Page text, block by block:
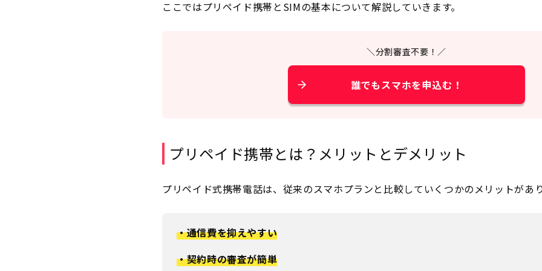
ここではプリペイド携帯とSIMの基本について解説していきます。
＼分割審査不要！／
誰でもスマホを申込む！
プリペイド携帯とは？メリットとデメリット
プリペイド式携帯電話は、従来のスマホプランと比較していくつかのメリットがあ
・通信費を抑えやすい
・契約時の審査が簡単